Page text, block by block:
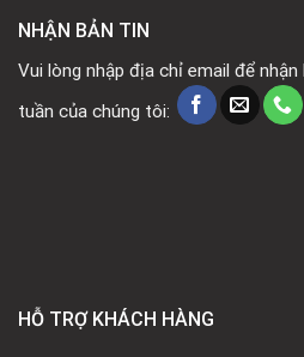
NHẬN BẢN TIN
Vui lòng nhập địa chỉ email để nhận
tuần của chúng tôi:
HỖ TRỢ KHÁCH HÀNG